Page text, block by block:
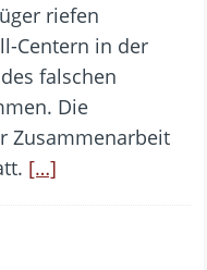
riefen
Centern in der
falschen
Die
Zusammenarbeit
[…]